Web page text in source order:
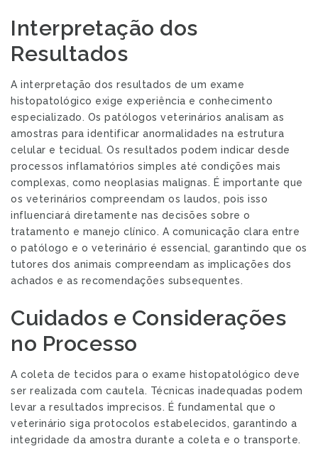
Interpretação dos
Resultados
A interpretação dos resultados de um exame
histopatológico exige experiência e conhecimento
especializado. Os patólogos veterinários analisam as
amostras para identificar anormalidades na estrutura
celular e tecidual. Os resultados podem indicar desde
processos inflamatórios simples até condições mais
complexas, como neoplasias malignas. É importante que
os veterinários compreendam os laudos, pois isso
influenciará diretamente nas decisões sobre o
tratamento e manejo clínico. A comunicação clara entre
o patólogo e o veterinário é essencial, garantindo que os
tutores dos animais compreendam as implicações dos
achados e as recomendações subsequentes.
Cuidados e Considerações
no Processo
A coleta de tecidos para o exame histopatológico deve
ser realizada com cautela. Técnicas inadequadas podem
levar a resultados imprecisos. É fundamental que o
veterinário siga protocolos estabelecidos, garantindo a
integridade da amostra durante a coleta e o transporte.